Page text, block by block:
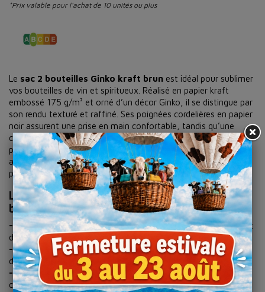
*Prix valable pour l'achat de 10 unités ou plus
Le sac 2 bouteilles Ginko kraft brun est idéal pour sublimer
vos bouteilles de vin et spiritueux. Réalisé en papier kraft
embossé 175 g/m² et orné d’un décor Ginko, il se distingue par
son rendu texturé et raffiné. Ses poignées cordelières en papier
noir assurent une prise en main confortable, tandis qu’une
carte message élégante fixée à la poignée permet de
personnaliser chaque emballage cadeau. Un sac kraft bouteille
aussi esthétique que fonctionnel, parfait pour les cavistes,
producteurs et commerces haut de gamme.
Les avantages du sac 2 bouteilles kraft
brun :
- Papier kraft embossé 175 g/m² :finition texturée et haut
de gamme.
- Poignées cordelières papier noires :solidité et confort
d’utilisation.
- Carte message incluse :possibilité de personnaliser le
cadeau.